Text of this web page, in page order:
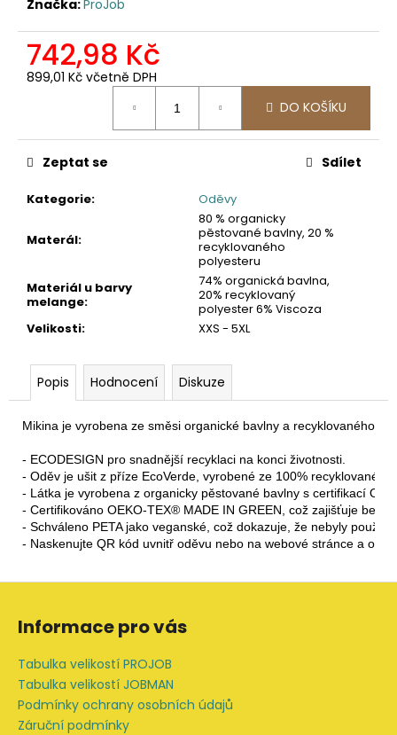
Značka:ProJob
742,98 Kč
899,01 Kč včetně DPH
DO KOŠÍKU
Kategorie: Oděvy
Materál:
80 % organicky
pěstované bavlny, 20 %
recyklovaného
polyesteru
Materiál u barvy
melange:
74% organická bavlna,
20% recyklovaný
polyester 6% Viscoza
Velikosti: XXS - 5XL
Zeptat se Sdílet
Popis Hodnocení Diskuze
Mikina je vyrobena ze směsi organické bavlny a recyklovaného
- ECODESIGN pro snadnější recyklaci na konci životnosti.
- Oděv je ušit z příze EcoVerde, vyrobené ze 100% recyklovaného
- Látka je vyrobena z organicky pěstované bavlny s certifikací
- Certifikováno OEKO-TEX® MADE IN GREEN, což zajišťuje
- Schváleno PETA jako veganské, což dokazuje, že nebyly použity
- Naskenujte QR kód uvnitř oděvu nebo na webové stránce a
2502
PRACOVNÍ
KALHOTY
DO
PASU,
ODEPÍNACÍ
057,85
Kč
Z
Informace pro vás
Tabulka velikostí PROJOB
Tabulka velikostí JOBMAN
Podmínky ochrany osobních údajů
Záruční podmínky